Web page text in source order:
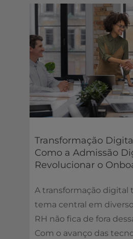
Transformação
Como a Admissão
Revolucionar o
A transformação digital
tema central em
RH não fica de fora
Com o avanço das